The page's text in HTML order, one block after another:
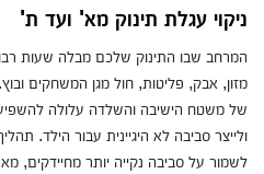
ניקוי עגלת תינוק מא' ועד ת'
המרחב שבו התינוק שלכם מבלה שעות
מזון, אבק, פליטות, חול מגן המשחקים
של משטח הישיבה והשלדה עלולה להשפיע
ולייצר סביבה לא היגיינית עבור הילד.
לשמור על סביבה נקייה יותר מחיידקים,